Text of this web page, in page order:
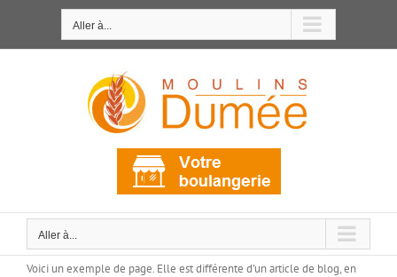
Aller à...
Aller à...
Voici un exemple de page. Elle est différente d’un article de blog, en